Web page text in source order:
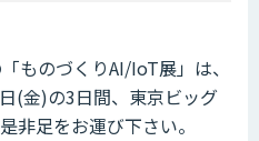
ものづくりAI/IoT展」は、
(金)の3日間、東京ビッグ
非足をお運び下さい。